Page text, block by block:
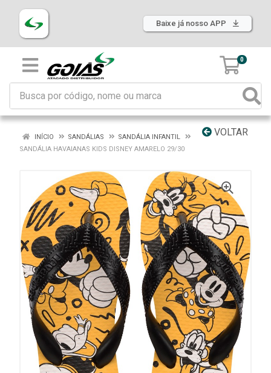
Baixe já nosso APP
0
VOLTAR
INÍCIO SANDÁLIAS
SANDÁLIA INFANTIL
SANDÁLIA HAVAIANAS KIDS DISNEY AMARELO 29/30